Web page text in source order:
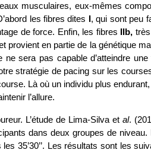
musculaires, eux-mêmes
les fibres dites
, qui sont peu
de force. Enfin, les fibres
IIb,
provient en partie de la génétique
sera pas capable d’atteindre
stratégie de pacing sur les
Là où un individu plus
l’allure.
L’étude de Lima-Silva et al.
dans deux groupes de
35’30’’. Les résultats sont les